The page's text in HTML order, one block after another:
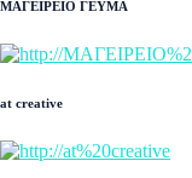
ΜΑΓΕΙΡΕΙΟ ΓΕΥΜΑ
at creative